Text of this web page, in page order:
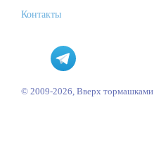
Наборы для творчества
Пазлы
Контакты
© 2009-2026, Вверх тормашками